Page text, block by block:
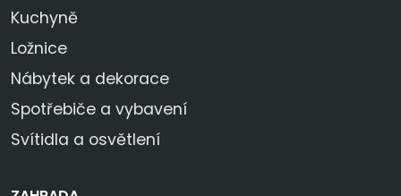
Kuchyně
Ložnice
Nábytek a dekorace
Spotřebiče a vybavení
Svítidla a osvětlení